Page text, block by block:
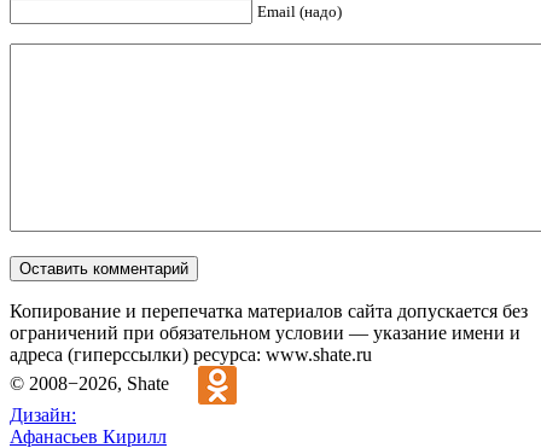
Email (надо)
Копирование и перепечатка материалов сайта допускается без
ограничений при обязательном условии — указание имени и
адреса (гиперссылки) ресурса: www.shate.ru
© 2008−2026, Shate
Дизайн:
Афанасьев Кирилл